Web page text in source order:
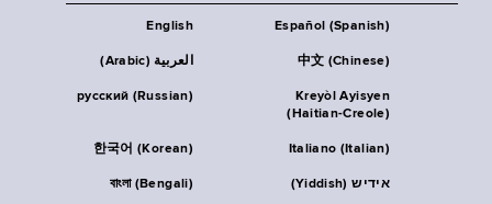
English Español (Spanish)
العربية (Arabic) 中文 (Chinese)
русский (Russian)
Kreyòl Ayisyen
(Haitian-Creole)
한국어 (Korean) Italiano (Italian)
বাংলা (Bengali) אידיש (Yiddish)